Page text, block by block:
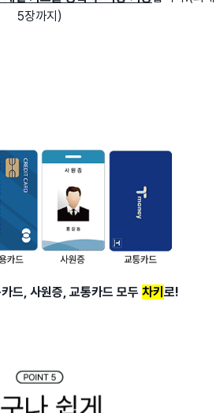
5장까지)
드, 사원증, 교통카드 모두 차키 로!